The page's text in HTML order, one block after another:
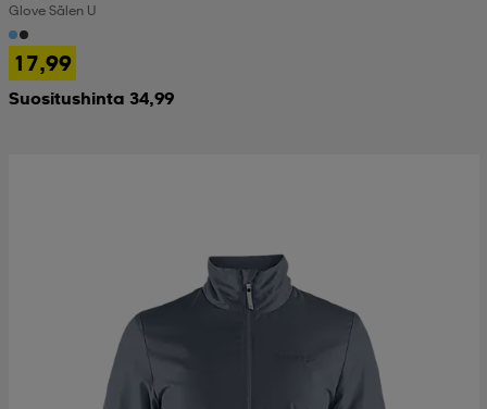
Glove Sälen U
17,99
Suositushinta 34,99